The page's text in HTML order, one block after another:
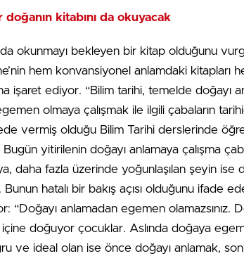
doğanın kitabını da okuyacak
da okunmayı bekleyen bir kitap olduğunu
hem konvansiyonel anlamdaki kitapları
işaret ediyor. “Bilim tarihi, temelde doğayı
olmaya çalışmak ile ilgili çabaların
vermiş olduğu Bilim Tarihi derslerinde
yitirilenin doğayı anlamaya çalışma
daha fazla üzerinde yoğunlaşılan şeyin
Bunun hatalı bir bakış açısı olduğunu ifade
“Doğayı anlamadan egemen olamazsınız.
içine doğuyor çocuklar. Aslında doğaya
ve ideal olan ise önce doğayı anlamak,